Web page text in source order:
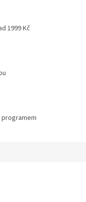
1999 Kč